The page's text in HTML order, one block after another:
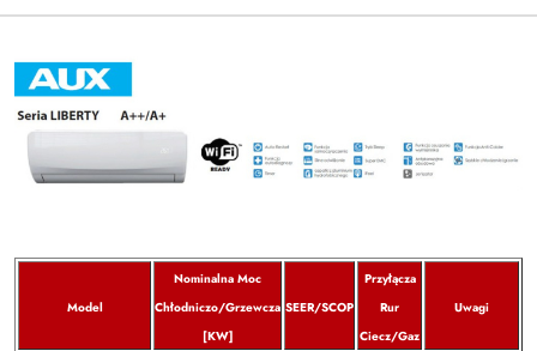
Model
Nominalna Moc
Chłodniczo/Grzewcza
[KW]
SEER/SCOP
Przyłącza
Rur
Ciecz/Gaz
Uwagi